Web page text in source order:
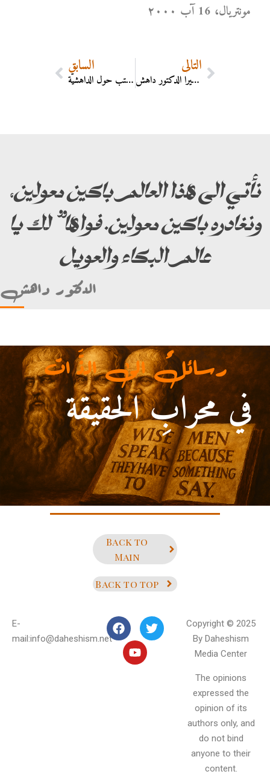
مونتریال، 16 آب ۲۰۰۰
السابق
غلافات كتب حول الداهشيَّة
التالي
كاميرا الدكتور داهش
نأتي الى هذا العالم باكين معولين،
ونغادره باكين معولين. فواها” لك يا
عالم البكاء والعويل
الدكتور داهش
في محرابِ الحقيقة
علي بن أبي طالب)
رسائلٌ الى الذَّ ات
Back to
Main
Back to top
E-
mail:info@daheshism.net
Copyright © 2025
By Daheshism
Media Center
The opinions
expressed the
opinion of its
authors only, and
do not bind
anyone to their
content.